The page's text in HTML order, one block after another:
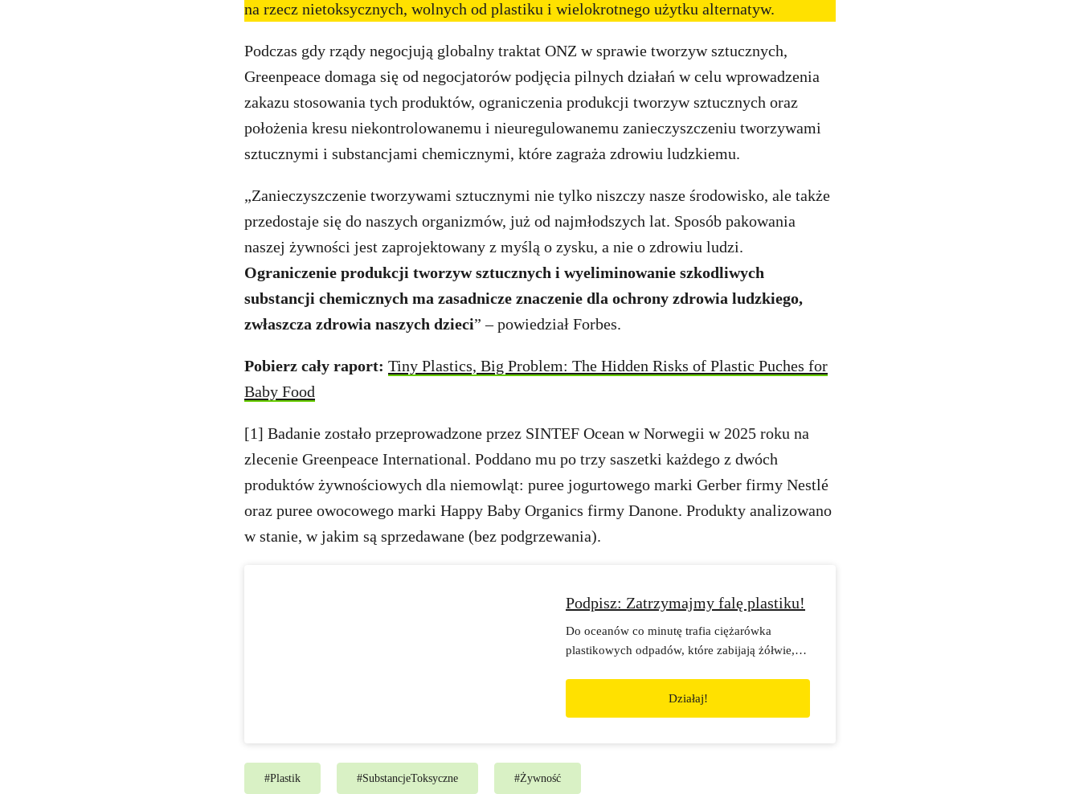
na rzecz nietoksycznych, wolnych od plastiku i wielokrotnego użytku alternatyw.
Podczas gdy rządy negocjują globalny traktat ONZ w sprawie tworzyw sztucznych,
Greenpeace domaga się od negocjatorów podjęcia pilnych działań w celu wprowadzenia
zakazu stosowania tych produktów, ograniczenia produkcji tworzyw sztucznych oraz
położenia kresu niekontrolowanemu i nieuregulowanemu zanieczyszczeniu tworzywami
sztucznymi i substancjami chemicznymi, które zagraża zdrowiu ludzkiemu.
„Zanieczyszczenie tworzywami sztucznymi nie tylko niszczy nasze środowisko, ale także
przedostaje się do naszych organizmów, już od najmłodszych lat. Sposób pakowania
naszej żywności jest zaprojektowany z myślą o zysku, a nie o zdrowiu ludzi.
Ograniczenie produkcji tworzyw sztucznych i wyeliminowanie szkodliwych
substancji chemicznych ma zasadnicze znaczenie dla ochrony zdrowia ludzkiego,
zwłaszcza zdrowia naszych dzieci” – powiedział Forbes.
Pobierz cały raport: Tiny Plastics, Big Problem: The Hidden Risks of Plastic Puches for
Baby Food
[1] Badanie zostało przeprowadzone przez SINTEF Ocean w Norwegii w 2025 roku na
zlecenie Greenpeace International. Poddano mu po trzy saszetki każdego z dwóch
produktów żywnościowych dla niemowląt: puree jogurtowego marki Gerber firmy Nestlé
oraz puree owocowego marki Happy Baby Organics firmy Danone. Produkty analizowano
w stanie, w jakim są sprzedawane (bez podgrzewania).
Podpisz: Zatrzymajmy falę plastiku!
Do oceanów co minutę trafia ciężarówka
plastikowych odpadów, które zabijają żółwie,
wzięły odpowiedzialność za produkowane przez
Działaj!
#Plastik #SubstancjeToksyczne #Żywność